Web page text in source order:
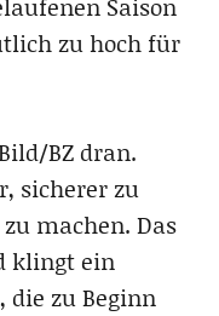
Saison
zu hoch für
BZ dran.
sicherer zu
machen. Das
klingt ein
die zu Beginn